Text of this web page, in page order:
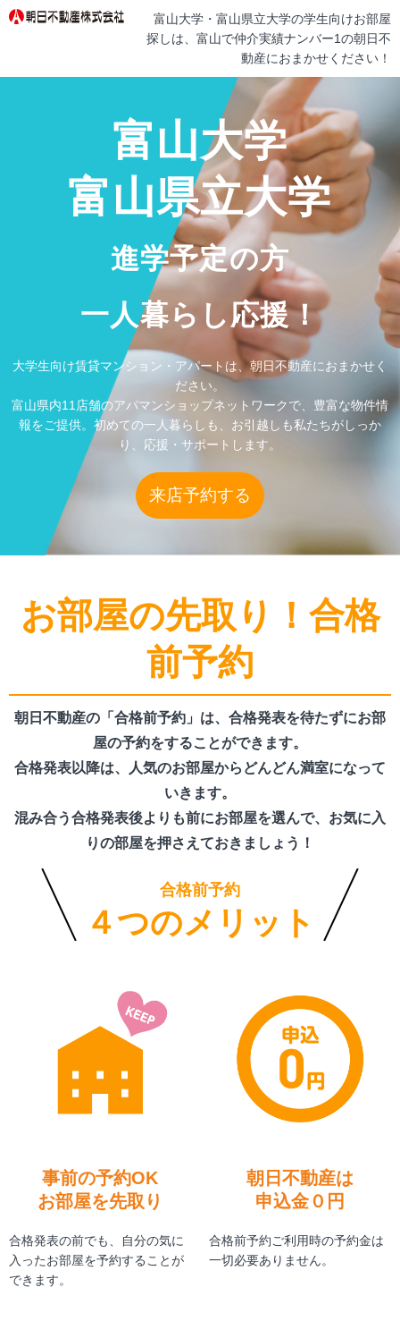
富山大学・富山県立大学の学生向けお部屋
探しは、富山で仲介実績ナンバー1の朝日不
動産におまかせください！
富山大学
富山県立大学
進学予定の方
一人暮らし応援！
大学生向け賃貸マンション・アパートは、朝日不動産におまかせく
ださい。
富山県内11店舗のアパマンショップネットワークで、豊富な物件情
報をご提供。初めての一人暮らしも、お引越しも私たちがしっか
り、応援・サポートします。
来店予約する
お部屋の先取り！合格
前予約
朝日不動産の「合格前予約」は、合格発表を待たずにお部
屋の予約をすることができます。
合格発表以降は、人気のお部屋からどんどん満室になって
いきます。
混み合う合格発表後よりも前にお部屋を選んで、お気に入
りの部屋を押さえておきましょう！
合格前予約
４つのメリット
事前の予約OK
お部屋を先取り
合格発表の前でも、自分の気に
入ったお部屋を予約することが
できます。
朝日不動産は
申込金０円
合格前予約ご利用時の予約金は
一切必要ありません。